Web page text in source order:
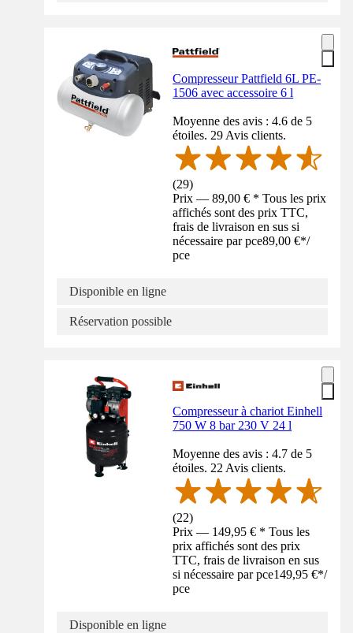
Compresseur Pattfield 6L PE-
1506 avec accessoire 6 l
Moyenne des avis : 4.6 de 5
étoiles. 29 Avis clients.
(29)
Prix — 89,00 € * Tous les prix
affichés sont des prix TTC,
frais de livraison en sus si
nécessaire par pce89,00 €*/
pce
Disponible en ligne
Réservation possible
Compresseur à chariot Einhell
750 W 8 bar 230 V 24 l
Moyenne des avis : 4.7 de 5
étoiles. 22 Avis clients.
(22)
Prix — 149,95 € * Tous les
prix affichés sont des prix
TTC, frais de livraison en sus
si nécessaire par pce149,95 €*/
pce
Disponible en ligne